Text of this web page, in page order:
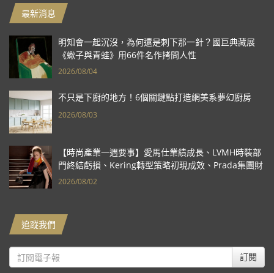
最新消息
明知會一起沉沒，為何還是刺下那一針？國巨典藏展
《蠍子與青蛙》用66件名作拷問人性
2026/08/04
不只是下廚的地方！6個關鍵點打造網美系夢幻廚房
2026/08/03
【時尚產業一週要事】愛馬仕業績成長、LVMH時裝部
門終結虧損、Kering轉型策略初現成效、Prada集團財
報亮眼
2026/08/02
追蹤我們
訂閱